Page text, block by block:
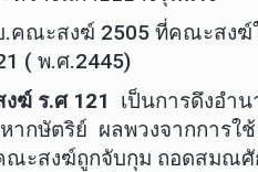
สงฆ์ 2505 ที่คณะสงฆ์ใ
( พ.ศ.2445)
ฆ์ ร.ศ 121
เป็นการดึงอำ
ากษัตริย์ ผลพวงจากการ
ณะสงฆ์ถูกจับกุม ถอดสมณ